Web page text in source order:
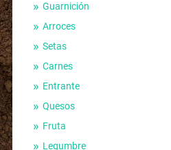
Guarnición
Arroces
Setas
Carnes
Entrante
Quesos
Fruta
Legumbre